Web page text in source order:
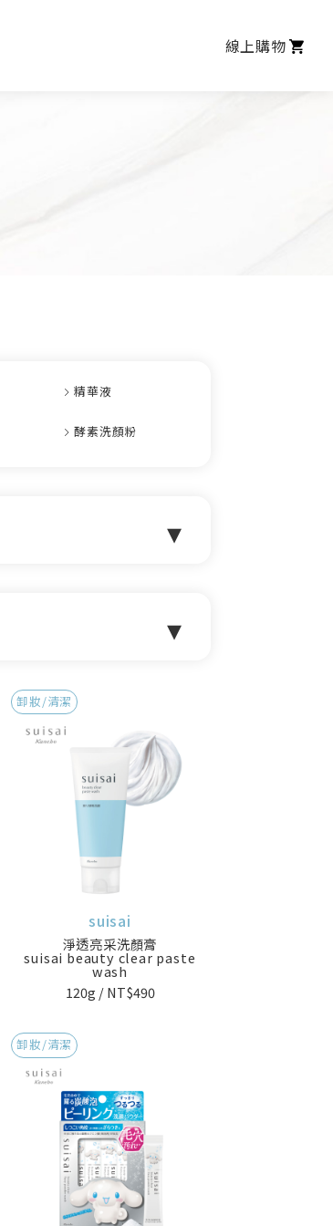
線上購物
精華液
酵素洗顏粉
▾
▾
卸妝/清潔
suisai
淨透亮采洗顏膏
suisai beauty clear paste
wash
120g / NT$490
卸妝/清潔